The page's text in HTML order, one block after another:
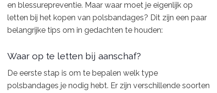
en blessurepreventie. Maar waar moet je eigenlijk op
letten bij het kopen van polsbandages? Dit zijn een paar
belangrijke tips om in gedachten te houden:
Waar op te letten bij aanschaf?
De eerste stap is om te bepalen welk type
polsbandages je nodig hebt. Er zijn verschillende soorten